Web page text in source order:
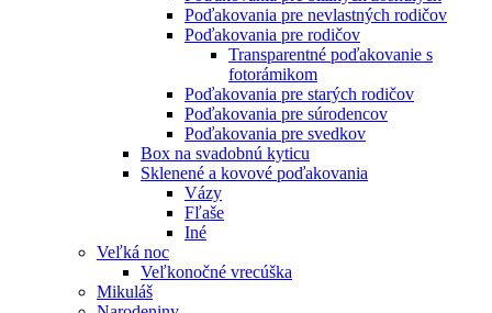
Poďakovania pre nevlastných rodičov
Poďakovania pre rodičov
Transparentné poďakovanie s
fotorámikom
Poďakovania pre starých rodičov
Poďakovania pre súrodencov
Poďakovania pre svedkov
Box na svadobnú kyticu
Sklenené a kovové poďakovania
Vázy
Fľaše
Iné
Veľká noc
Veľkonočné vrecúška
Mikuláš